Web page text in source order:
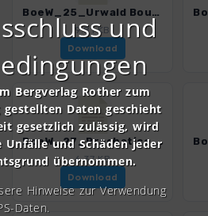
BoeW_25_Urwald Boubin.gpx
9.81 KB
Download
BoeW_27_Prachatice.gpx
6.37 KB
Download
und
Bergverlag Rother zum
Daten geschieht
gesetzlich zulässig, wird
und Schäden jeder
übernommen.
Hinweise zur Verwendung
Daten.